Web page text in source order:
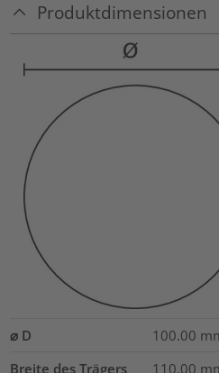
Produktdimensionen
⌀ D 100.00
Breite des Trägers
110.00